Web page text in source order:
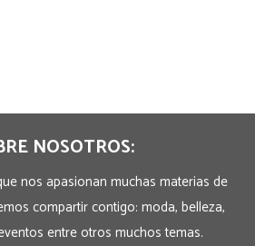
NOSOTROS:
nos apasionan muchas materias de
compartir contigo: moda, belleza,
entre otros muchos temas.